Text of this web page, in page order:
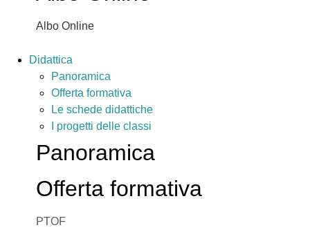
Albo Online
Didattica
Panoramica
Offerta formativa
Le schede didattiche
I progetti delle classi
Panoramica
Offerta formativa
PTOF